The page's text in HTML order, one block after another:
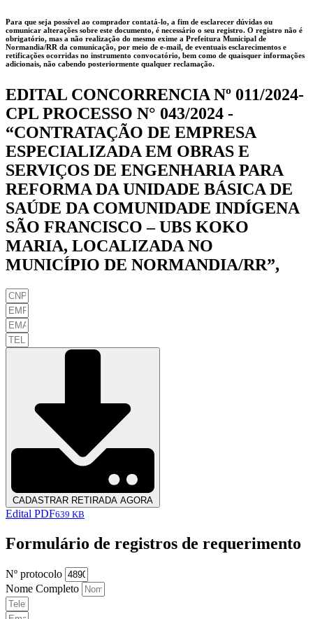
Para que seja possível ao comprador contatá-lo, a fim de esclarecer dúvidas ou
comunicar alterações sobre este documento, é necessário o seu registro. O registro não é
obrigatório, mas a não realização do mesmo exime a Prefeitura Municipal de
Normandia/RR da comunicação, por meio de e-mail, de eventuais esclarecimentos e
retificações ocorridas no instrumento convocatório, bem como de quaisquer informações
adicionais, não cabendo posteriormente qualquer reclamação.
EDITAL CONCORRENCIA Nº 011/2024-
CPL PROCESSO N° 043/2024 -
“CONTRATAÇÃO DE EMPRESA
ESPECIALIZADA EM OBRAS E
SERVIÇOS DE ENGENHARIA PARA
REFORMA DA UNIDADE BÁSICA DE
SAÚDE DA COMUNIDADE INDÍGENA
SÃO FRANCISCO – UBS KOKO
MARIA, LOCALIZADA NO
MUNICÍPIO DE NORMANDIA/RR”,
CADASTRAR RETIRADA AGORA
Edital PDF639 KB
Formulário de registros de requerimento
Nº protocolo
Nome Completo